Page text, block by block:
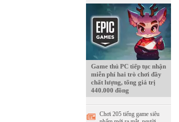
Game thủ PC tiếp tục nhận
miễn phí hai trò chơi đầy
chất lượng, tổng giá trị
440.000 đồng
Chơi 205 tiếng game siêu